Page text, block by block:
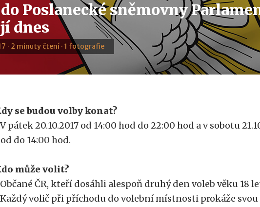
Poslanecké sněmovny
dnes
· 2 minuty čtení · 1 fotografie
se budou volby konat?
V pátek 20.10.2017 od 14:00 hod do 22:00 hod a v sobotu
do 14:00 hod.
může volit?
Občané ČR, kteří dosáhli alespoň druhý den voleb věku 18
Každý volič při příchodu do volební místnosti prokáže